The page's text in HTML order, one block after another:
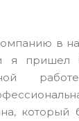
в
я пришел
который